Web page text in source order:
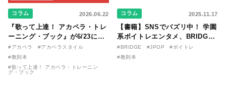
コラム 2026.06.22
『歌って上達！ アカペラ・トレ
ーニング・ブック』が6/23に発
売！ 課題曲音源・音取り用アプ
リを公開。
#アカペラ
#アカペラスタイル
#教則本
#歌って上達！ アカペラ・トレーニン
グ・ブック
コラム 2025.11.17
【書籍】SNSでバズリ中！ 学園
系ボイトレエンタメ、BRIDGE
が届ける教則本『１分で攻略！
ボイスタイプ別で挑む歌の上達
#BRIDGE #JPOP
#ボイトレ
#教則本